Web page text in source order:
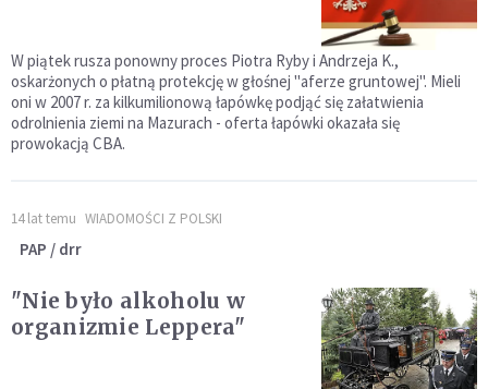
W piątek rusza ponowny proces Piotra Ryby i Andrzeja K.,
oskarżonych o płatną protekcję w głośnej "aferze gruntowej". Mieli
oni w 2007 r. za kilkumilionową łapówkę podjąć się załatwienia
odrolnienia ziemi na Mazurach - oferta łapówki okazała się
prowokacją CBA.
14 lat temu WIADOMOŚCI Z POLSKI
PAP / drr
"Nie było alkoholu w
organizmie Leppera"